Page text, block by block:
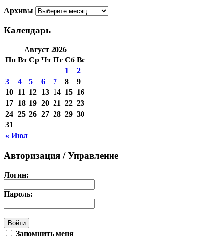
Архивы
Календарь
Август 2026
Пн Вт Ср Чт Пт Сб Вс
« Июл
1
2
3
4 5 6 7 8
9
10 11 12 13 14 15 16
17 18 19 20 21 22 23
24 25 26 27 28 29 30
31
Авторизация / Управление
Логин:
Пароль:
Запомнить меня